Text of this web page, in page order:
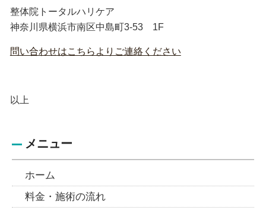
整体院トータルハリケア
神奈川県横浜市南区中島町3-53 1F
問い合わせはこちらよりご連絡ください
以上
メニュー
ホーム
料金・施術の流れ